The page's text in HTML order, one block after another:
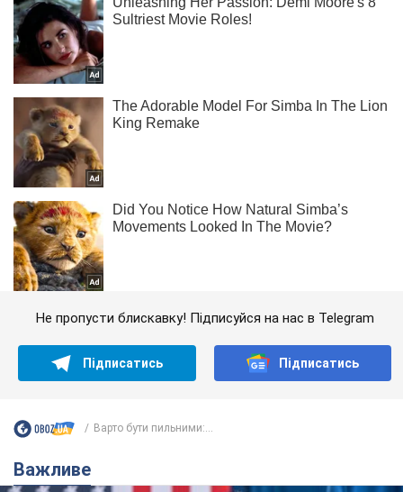
Не пропусти блискавку! Підписуйся на нас в Telegram
Підписатись Підписатись
Варто бути пильними:...
Важливе